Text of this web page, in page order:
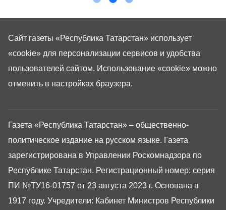
Газета «Республика Татарстан» – общественно-
политическое издание на русском языке. Газета
зарегистрирована в Управлении Роскомнадзора по
Республике Татарстан. Регистрационный номер: серия
ПИ №ТУ16-01757 от 23 августа 2023 г. Основана в
1917 году. Учредители: Кабинет Министров Республики
Сайт газеты «Республика Татарстан» использует
«cookie» для персонализации сервисов и удобства
пользователей сайтом. Использование «cookie» можно
отменить в настройках браузера.